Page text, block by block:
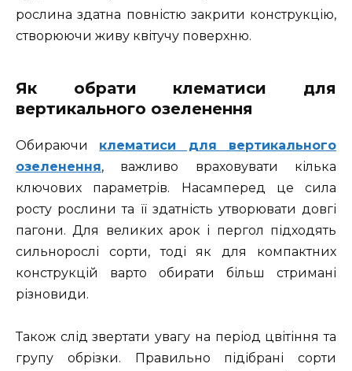
рослина здатна повністю закрити конструкцію,
створюючи живу квітучу поверхню.
Як обрати клематиси для
вертикального озеленення
Обираючи клематиси для вертикального
озеленення, важливо враховувати кілька
ключових параметрів. Насамперед це сила
росту рослини та її здатність утворювати довгі
пагони. Для великих арок і пергол підходять
сильнорослі сорти, тоді як для компактних
конструкцій варто обирати більш стримані
різновиди.
Також слід звертати увагу на період цвітіння та
групу обрізки. Правильно підібрані сорти